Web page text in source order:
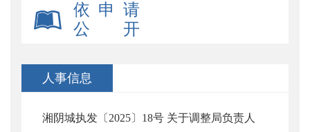
依 申 请
公 开
人事信息
湘阴城执发〔2025〕18号 关于调整局负责人